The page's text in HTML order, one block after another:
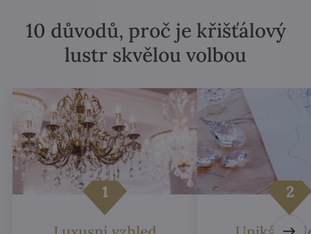
10 důvodů, proč je křišťálový
lustr skvělou volbou